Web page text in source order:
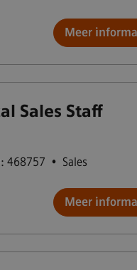
Meer
Sales Staff
468757 • Sales
Meer